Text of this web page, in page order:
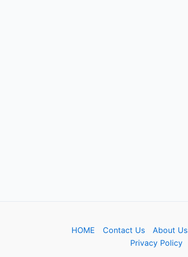
HOME Contact Us About Us
Privacy Policy